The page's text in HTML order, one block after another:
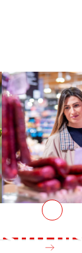
Conoce